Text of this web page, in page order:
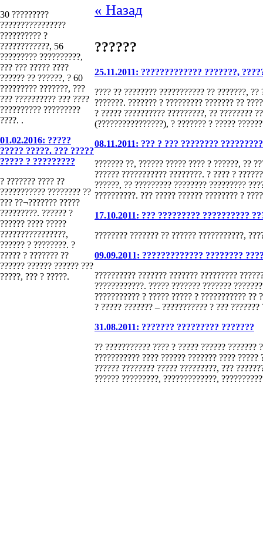
30 ?????????
????????????????
?????????? ?
????????????, 56
????????? ??????????,
??? ??? ????? ????
?????? ?? ??????, ? 60
????????? ???????, ???
??? ?????????? ??? ????
?????????? ?????????
????. .
01.02.2016: ?????
????? ?????. ??? ?????
????? ? ?????????
? ??????? ???? ??
??????????? ???????? ??
??? ??¬??????? ?????
?????????. ?????? ?
?????? ???? ?????
????????????????,
?????? ? ????????. ?
????? ? ??????? ??
?????? ?????? ?????? ???
?????, ??? ? ?????.
« Назад
??????
25.11.2011: ????????????? ???????,
???? ?? ???????? ??????????? ?? ???????,
???????. ??????? ? ????????? ??????? ??
? ????? ?????????? ?????????, ?? ????????
(????????????????), ? ??????? ? ?????
08.11.2011: ??? ? ??? ???????? ?????????
??????? ??, ?????? ????? ???? ? ??????, ??
?????? ??????????? ????????. ? ???? ?
??????, ?? ????????? ???????? ?????????
??????????. ??? ????? ?????? ???????? ?
17.10.2011: ??? ????????? ??????????
???????? ??????? ?? ?????? ???????????,
09.09.2011: ????????????? ????????
?????????? ??????? ??????? ?????????
????????????. ????? ??????? ???????
??????????? ? ????? ????? ? ??????????? ??
? ????? ??????? – ??????????? ? ??? ???????
31.08.2011: ??????? ????????? ???????
?? ??????????? ???? ? ????? ?????? ???????
??????????? ???? ?????? ??????? ????
?????? ???????? ????? ?????????, ???
?????? ?????????, ?????????????,